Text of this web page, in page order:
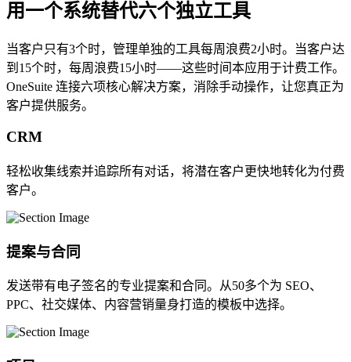
用一个系统替代六个独立工具
当客户只有3个时，管理单独的工具每周浪费2小时。当客户达
到15个时，每周浪费15小时——这些时间本应用于计费工作。
OneSuite 连接六项核心解决方案，消除手动操作，让您真正为
客户提供服务。
CRM
轻松收集线索并追踪所有对话，将潜在客户更快地转化为付费
客户。
提案与合同
发送带有电子签名的专业提案和合同。从50多个为 SEO、
PPC、社交媒体、内容营销量身打造的模板中选择。